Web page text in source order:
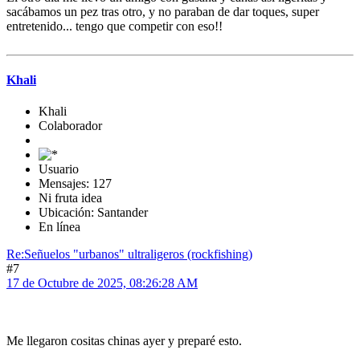
sacábamos un pez tras otro, y no paraban de dar toques, super
entretenido... tengo que competir con eso!!
Khali
Khali
Colaborador
Usuario
Mensajes: 127
Ni fruta idea
Ubicación: Santander
En línea
Re:Señuelos "urbanos" ultraligeros (rockfishing)
#7
17 de Octubre de 2025, 08:26:28 AM
Me llegaron cositas chinas ayer y preparé esto.